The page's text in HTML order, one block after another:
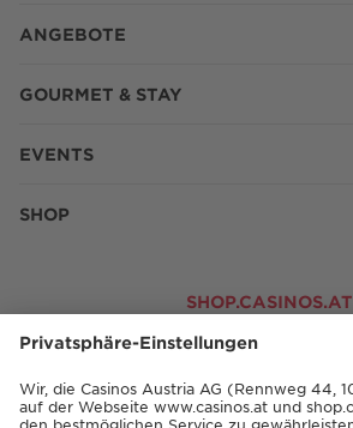
ANGEBOTE
GOURMET & STAY
EVENTS
SHOP
SHOP.CASINOS.AT